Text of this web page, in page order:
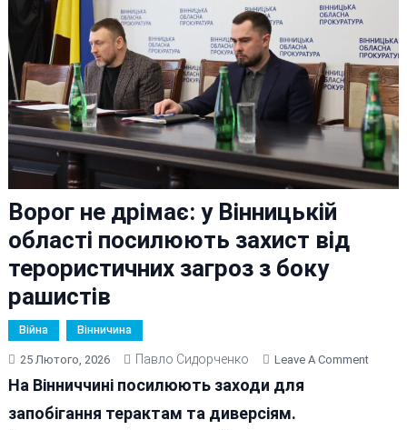
Ворог не дрімає: у Вінницькій
області посилюють захист від
терористичних загроз з боку
рашистів
Війна Вінничина
25 Лютого, 2026 Павло Сидорченко Leave A CommentOn
На Вінниччині посилюють заходи для
запобігання терактам та диверсіям.